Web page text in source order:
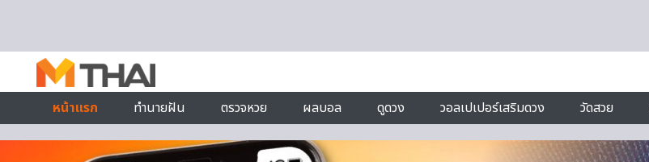
หน้าแรก
ทำนายฝัน ตรวจหวย ผลบอล ดูดวง วอลเปเปอร์เสริมดวง วัดสวย